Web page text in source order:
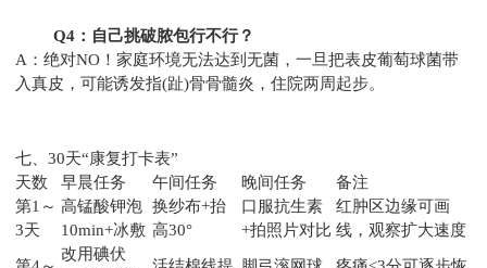
Q4：自己挑破脓包行不行？
A：绝对NO！家庭环境无法达到无菌，一旦把表皮葡萄球菌带
入真皮，可能诱发指(趾)骨骨髓炎，住院两周起步。
七、30天“康复打卡表”
天数
早晨任务 午间任务 晚间任务
备注
第1～
3天
高锰酸钾泡
10min+冰敷
换纱布+抬
高30°
口服抗生素
+拍照片对比
红肿区边缘可画
线，观察扩大速度
改用碘伏